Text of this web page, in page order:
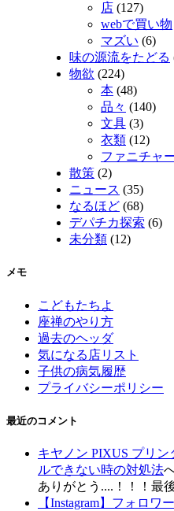
店 (127)
webで買い物
マズい (6)
味の源流をたどる
物欲 (224)
本 (48)
品々 (140)
文具 (3)
衣類 (12)
ファニチャ
散策 (2)
ニュース (35)
なるほど (68)
デパチカ探索 (6)
未分類 (12)
メモ
こどもたちよ
座禅のやり方
過去のヘッダ
気になる店リスト
子供の病気履歴
プライバシーポリシー
最近のコメント
キヤノン PIXUS プリ
ルできない時の対処法
ありがとう....！！！最
【Instagram】フォロワ